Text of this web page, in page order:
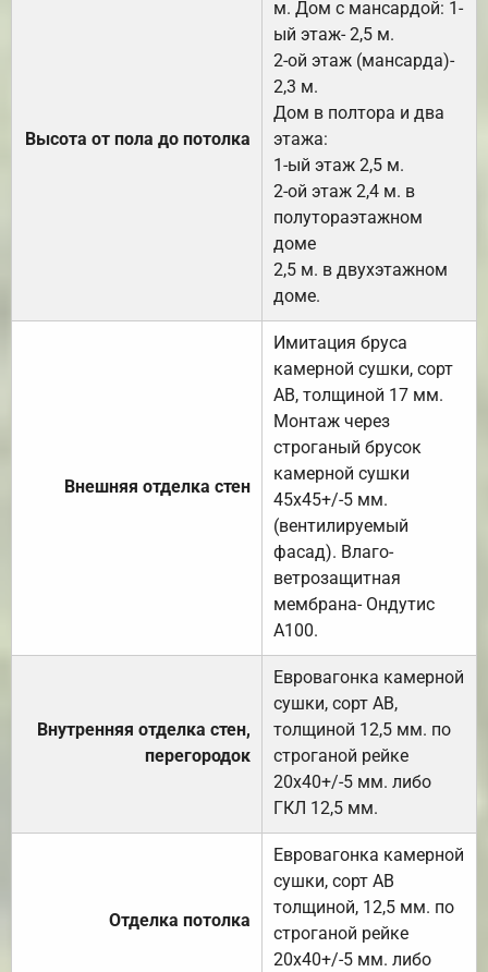
Высота от пола до потолка
м. Дом с мансардой: 1-
ый этаж- 2,5 м.
2-ой этаж (мансарда)-
2,3 м.
Дом в полтора и два
этажа:
1-ый этаж 2,5 м.
2-ой этаж 2,4 м. в
полутораэтажном
доме
2,5 м. в двухэтажном
доме.
Внешняя отделка стен
Имитация бруса
камерной сушки, сорт
АВ, толщиной 17 мм.
Монтаж через
строганый брусок
камерной сушки
45х45+/-5 мм.
(вентилируемый
фасад). Влаго-
ветрозащитная
мембрана- Ондутис
А100.
Внутренняя отделка стен,
перегородок
Евровагонка камерной
сушки, сорт АВ,
толщиной 12,5 мм. по
строганой рейке
20х40+/-5 мм. либо
ГКЛ 12,5 мм.
Отделка потолка
Евровагонка камерной
сушки, сорт АВ
толщиной, 12,5 мм. по
строганой рейке
20х40+/-5 мм. либо